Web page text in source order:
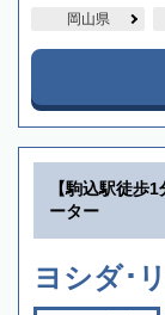
岡山県
【駒込駅徒歩
ーター
ヨシダ･